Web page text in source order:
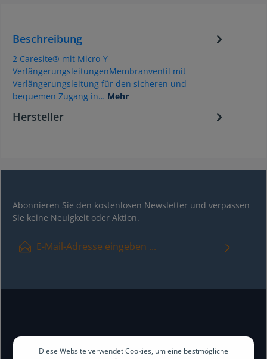
Beschreibung
2 Caresite® mit Micro-Y-
VerlängerungsleitungenMembranventil mit
Verlängerungsleitung für den sicheren und
bequemen Zugang in… Mehr
Hersteller
Abonnieren Sie den kostenlosen Newsletter und verpassen
Sie keine Neuigkeit oder Aktion.
E-Mail-Adresse*
Diese Website verwendet Cookies, um eine bestmögliche